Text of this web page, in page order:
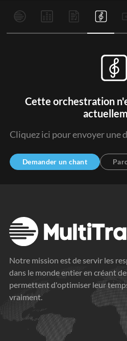
Cette orchestration
Cliquez ici pour envoyer une
Demander un chant
Notre mission est de servir les
dans le monde entier en créant
permettent d'optimiser leur
vraiment.